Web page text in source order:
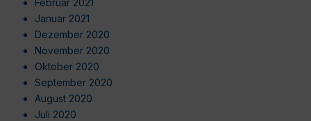
Januar 2021
Dezember 2020
November 2020
Oktober 2020
September 2020
August 2020
Juli 2020